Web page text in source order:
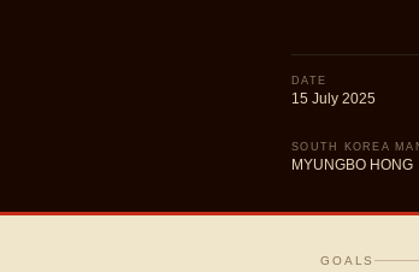
DATE
15 July 2025
SOUTH KOREA
MYUNGBO HONG
GOALS